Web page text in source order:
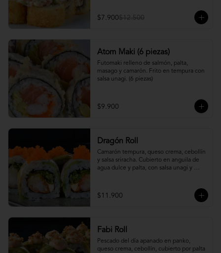
$7.900$12.500
Atom Maki (6 piezas)
Futomaki relleno de salmón, palta,
masago y camarón. Frito en tempura con
salsa unagi. (6 piezas)
$9.900
Dragón Roll
Camarón tempura, queso crema, cebollín
y salsa sriracha. Cubierto en anguila de
agua dulce y palta, con salsa unagi y
$11.900
Fabi Roll
Pescado del día apanado en panko,
queso crema, cebollín, cubierto por palta